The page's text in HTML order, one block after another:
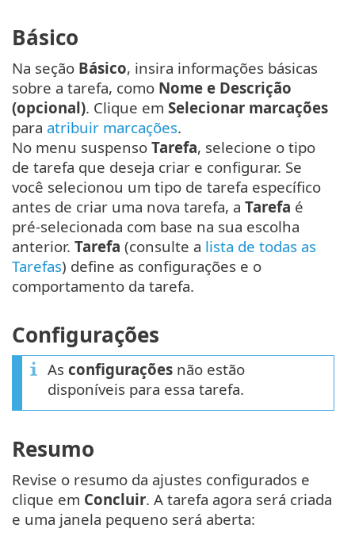
Básico
Na seção Básico, insira informações básicas
sobre a tarefa, como Nome e Descrição
(opcional). Clique em Selecionar marcações
para atribuir marcações.
No menu suspenso Tarefa, selecione o tipo
de tarefa que deseja criar e configurar. Se
você selecionou um tipo de tarefa específico
antes de criar uma nova tarefa, a Tarefa é
pré-selecionada com base na sua escolha
anterior. Tarefa (consulte a lista de todas as
Tarefas) define as configurações e o
comportamento da tarefa.
Configurações
As configurações não estão
disponíveis para essa tarefa.
Resumo
Revise o resumo da ajustes configurados e
clique em Concluir. A tarefa agora será criada
e uma janela pequeno será aberta: